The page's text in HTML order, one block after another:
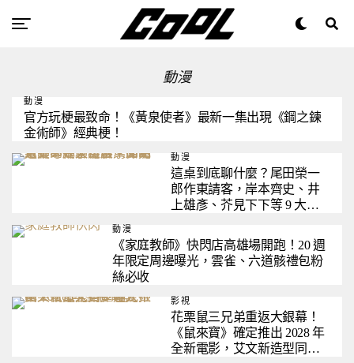
動漫
動漫
官方玩梗最致命！《黃泉使者》最新一集出現《鋼之鍊
金術師》經典梗！
動漫
這桌到底聊什麼？尾田榮一
郎作東請客，岸本齊史、井
上雄彥、芥見下下等 9 大漫
山明老師不在了
動漫
《家庭教師》快閃店高雄場開跑！20 週
年限定周邊曝光，雲雀、六道骸禮包粉
絲必收
影視
花栗鼠三兄弟重返大銀幕！
《鼠來寶》確定推出 2028 年
全新電影，艾文新造型同步